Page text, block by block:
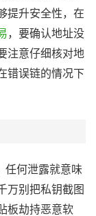
提升安全性，在
，要确认地址没
注意仔细核对地
错误链的情况下
任何泄露就意味
万别把私钥截图
板劫持恶意软